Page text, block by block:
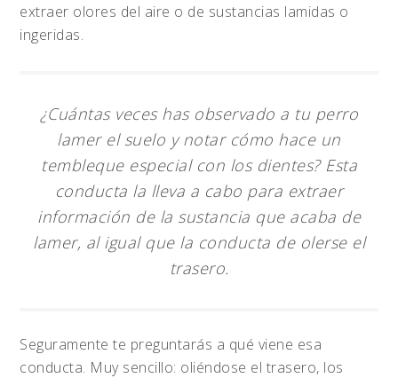
extraer olores del aire o de sustancias lamidas o
ingeridas.
¿Cuántas veces has observado a tu perro
lamer el suelo y notar cómo hace un
tembleque especial con los dientes? Esta
conducta la lleva a cabo para extraer
información de la sustancia que acaba de
lamer, al igual que la conducta de olerse el
trasero.
Seguramente te preguntarás a qué viene esa
conducta. Muy sencillo: oliéndose el trasero, los